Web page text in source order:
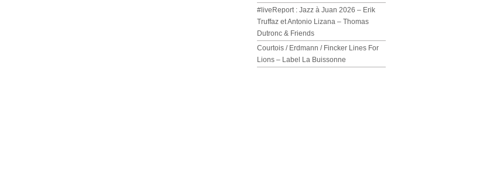
#liveReport : Jazz à Juan 2026 – Erik
Truffaz et Antonio Lizana – Thomas
Dutronc & Friends
Courtois / Erdmann / Fincker Lines For
Lions – Label La Buissonne